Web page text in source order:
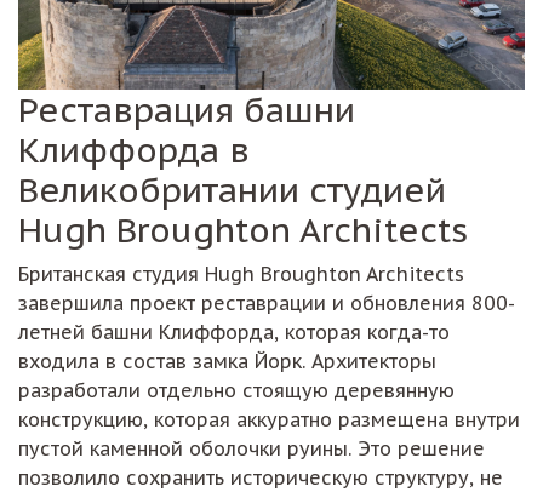
Реставрация башни
Клиффорда в
Великобритании студией
Hugh Broughton Architects
Британская студия Hugh Broughton Architects
завершила проект реставрации и обновления 800-
летней башни Клиффорда, которая когда-то
входила в состав замка Йорк. Архитекторы
разработали отдельно стоящую деревянную
конструкцию, которая аккуратно размещена внутри
пустой каменной оболочки руины. Это решение
позволило сохранить историческую структуру, не